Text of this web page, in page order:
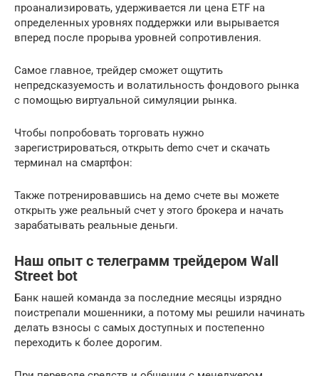
проанализировать, удерживается ли цена ETF на
определенных уровнях поддержки или вырывается
вперед после прорыва уровней сопротивления.
Самое главное, трейдер сможет ощутить
непредсказуемость и волатильность фондового рынка
с помощью виртуальной симуляции рынка.
Чтобы попробовать торговать нужно
зарегистрироваться, открыть demo счет и скачать
терминал на смартфон:
Также потренировавшись на демо счете вы можете
открыть уже реальный счет у этого брокера и начать
зарабатывать реальные деньги.
Наш опыт с телеграмм трейдером Wall
Street bot
Банк нашей команда за последние месяцы изрядно
поистрепали мошенники, а потому мы решили начинать
делать взносы с самых доступных и постепенно
переходить к более дорогим.